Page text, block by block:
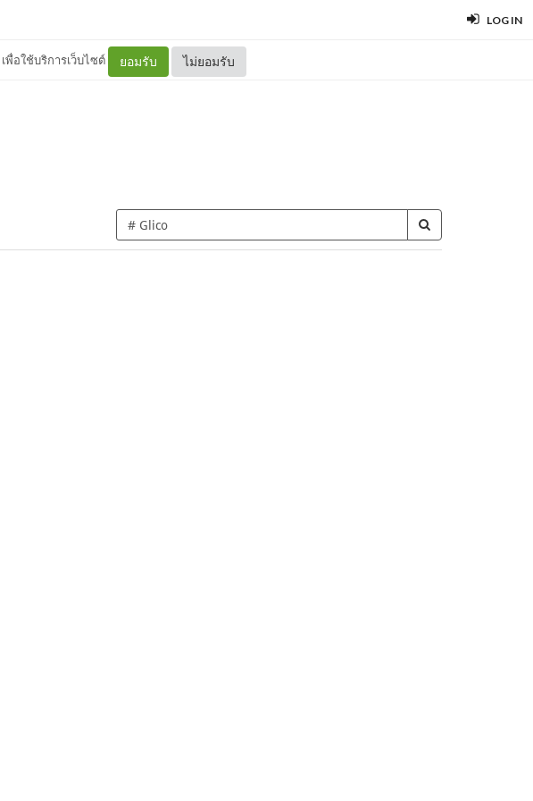
LOG IN
เพื่อใช้บริการเว็บไซต์ ยอมรับ ไม่ยอมรับ